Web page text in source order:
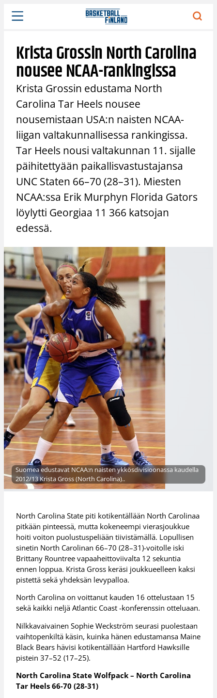
Siirry
sisältöön
Krista Grossin North Carolina
nousee NCAA-rankingissa
Krista Grossin edustama North
Carolina Tar Heels nousee
nousemistaan USA:n naisten NCAA-
liigan valtakunnallisessa rankingissa.
Tar Heels nousi valtakunnan 11. sijalle
päihitettyään paikallisvastustajansa
UNC Staten 66–70 (28–31). Miesten
NCAA:ssa Erik Murphyn Florida Gators
löylytti Georgiaa 11 366 katsojan
edessä.
Suomea edustavat NCAA:n naisten ykkösdivisioonassa kaudella
2012/13 Krista Gross (North Carolina)..
North Carolina State piti kotikentällään North Carolinaa
pitkään pinteessä, mutta kokeneempi vierasjoukkue
hoiti voiton puolustuspeliään tiivistämällä. Lopullisen
sinetin North Carolinan 66–70 (28–31)-voitolle iski
Brittany Rountree vapaaheittoviivalta 12 sekuntia
ennen loppua. Krista Gross keräsi joukkueelleen kaksi
pistettä sekä yhdeksän levypalloa.
North Carolina on voittanut kauden 16 ottelustaan 15
sekä kaikki neljä Atlantic Coast -konferenssin otteluaan.
Nilkkavaivainen Sophie Weckström seurasi puolestaan
vaihtopenkiltä käsin, kuinka hänen edustamansa Maine
Black Bears hävisi kotikentällään Hartford Hawksille
pistein 37–52 (17–25).
North Carolina State Wolfpack – North Carolina
Tar Heels 66-70 (28-31)